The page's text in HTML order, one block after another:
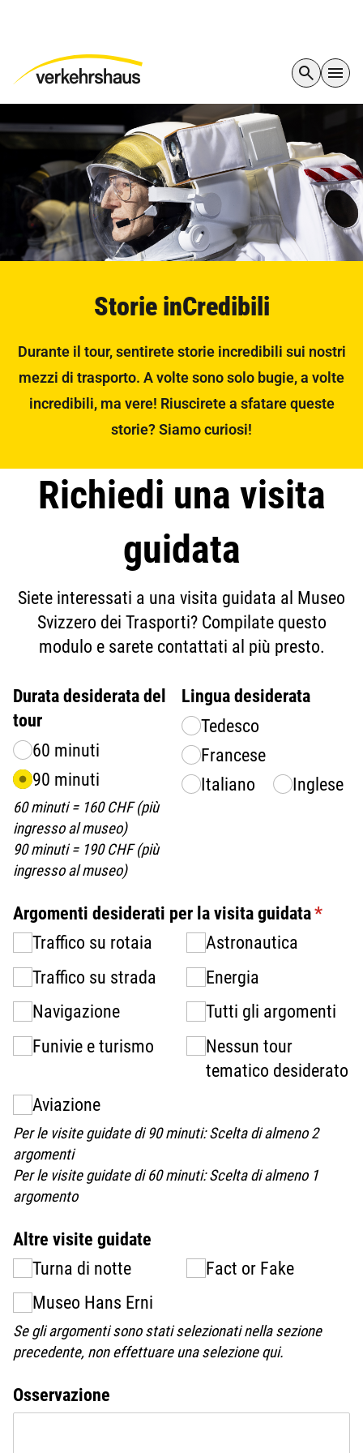
Storie inCredibili
Durante il tour, sentirete storie incredibili sui nostri
mezzi di trasporto. A volte sono solo bugie, a volte
incredibili, ma vere! Riuscirete a sfatare queste
storie? Siamo curiosi!
Richiedi una visita
guidata
Siete interessati a una visita guidata al Museo
Svizzero dei Trasporti? Compilate questo
modulo e sarete contattati al più presto.
Durata desiderata del
tour
60 minuti
90 minuti
60 minuti = 160 CHF (più
ingresso al museo)
90 minuti = 190 CHF (più
ingresso al museo)
Lingua desiderata
Tedesco
Francese
Italiano
Inglese
Argomenti desiderati per la visita guidata*
Traffico su rotaia
Traffico su strada
Navigazione
Funivie e turismo
Aviazione
Astronautica
Energia
Tutti gli argomenti
Nessun tour
tematico desiderato
Per le visite guidate di 90 minuti: Scelta di almeno 2
argomenti
Per le visite guidate di 60 minuti: Scelta di almeno 1
argomento
Altre visite guidate
Turna di notte
Museo Hans Erni
Fact or Fake
Se gli argomenti sono stati selezionati nella sezione
precedente, non effettuare una selezione qui.
Osservazione